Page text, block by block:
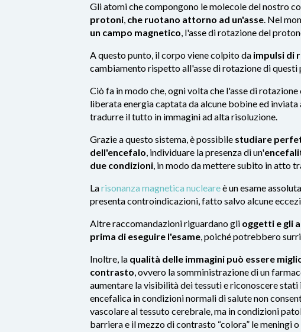
Gli atomi che compongono le molecole del nostro
protoni, che ruotano attorno ad un'asse. Nel
un campo magnetico, l'asse di rotazione del
A questo punto, il corpo viene colpito da impulsi di
cambiamento rispetto all'asse di rotazione di questi
Ciò fa in modo che, ogni volta che l'asse di
liberata energia captata da alcune bobine ed
tradurre il tutto in immagini ad alta risoluzione.
Grazie a questo sistema, è possibile studiare
dell'encefalo, individuare la presenza di un'
due condizioni, in modo da mettere subito in atto
Larisonanza magnetica nucleareè un esame
presenta controindicazioni, fatto salvo alcune
Altre raccomandazioni riguardano gli oggetti e gli
prima di eseguire l'esame, poiché potrebbero
Inoltre, la qualità delle immagini può essere
contrasto, ovvero la somministrazione di un
aumentare la visibilità dei tessuti e riconoscere
encefalica in condizioni normali di salute non
vascolare al tessuto cerebrale, ma in condizioni
barriera e il mezzo di contrasto “colora” le meningi